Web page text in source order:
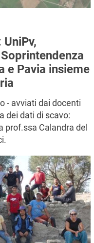
e Pavia insieme
- avviati dai docenti
dei dati di scavo:
prof.ssa Calandra del